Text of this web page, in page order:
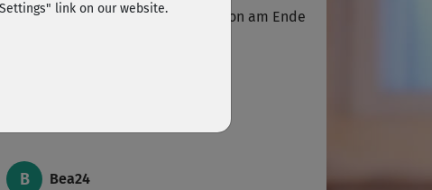
Super Kurs. Bis auf die Stützposition am Ende
B
Bea24
link on our website.